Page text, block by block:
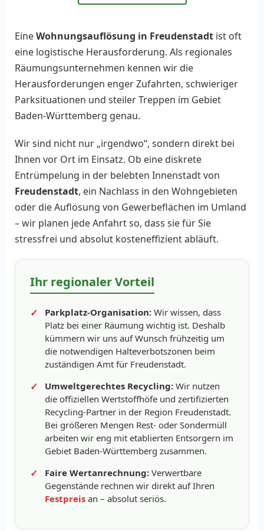
EineWohnungsauflösung in Freudenstadt ist oft
eine logistische Herausforderung. Als regionales
Räumungsunternehmen kennen wir die
Herausforderungen enger Zufahrten, schwieriger
Parksituationen und steiler Treppen im Gebiet
Baden-Württemberg genau.
Wir sind nicht nur „irgendwo“, sondern direkt bei
Ihnen vor Ort im Einsatz. Ob eine diskrete
Entrümpelung in der belebten Innenstadt von
Freudenstadt, ein Nachlass in den Wohngebieten
oder die Auflösung von Gewerbeflächen im Umland
– wir planen jede Anfahrt so, dass sie für Sie
stressfrei und absolut kosteneffizient abläuft.
Ihr regionaler Vorteil
Parkplatz-Organisation: Wir wissen, dass
Platz bei einer Räumung wichtig ist. Deshalb
kümmern wir uns auf Wunsch frühzeitig um
die notwendigen Halteverbotszonen beim
zuständigen Amt für Freudenstadt.
Umweltgerechtes Recycling: Wir nutzen
die offiziellen Wertstoffhöfe und zertifizierten
Recycling-Partner in der Region Freudenstadt.
Bei größeren Mengen Rest- oder Sondermüll
arbeiten wir eng mit etablierten Entsorgern im
Gebiet Baden-Württemberg zusammen.
Faire Wertanrechnung: Verwertbare
Gegenstände rechnen wir direkt auf Ihren
Festpreis an – absolut seriös.